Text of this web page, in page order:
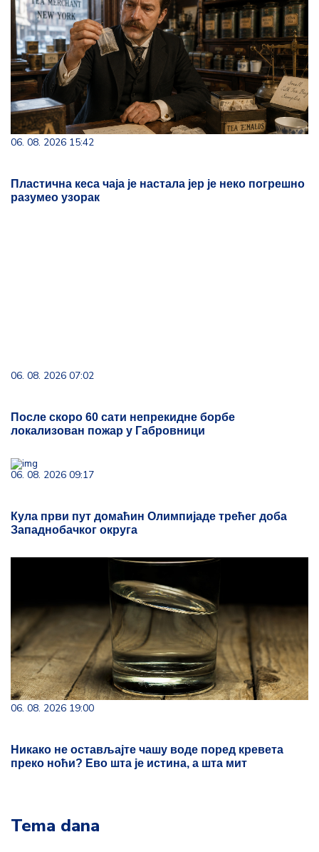
06. 08. 2026 15:42
Пластична кеса чаја је настала јер је неко погрешно
разумео узорак
06. 08. 2026 07:02
После скоро 60 сати непрекидне борбе
локализован пожар у Габровници
06. 08. 2026 09:17
Кула први пут домаћин Олимпијаде трећег доба
Западнобачког округа
06. 08. 2026 19:00
Никако не остављајте чашу воде поред кревета
преко ноћи? Ево шта је истина, а шта мит
Tema dana